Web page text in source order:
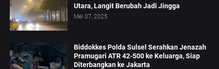
Utara, Langit Berubah Jadi Jingga
Mei 07, 2025
Biddokkes Polda Sulsel Serahkan Jenazah
Pramugari ATR 42-500 ke Keluarga, Siap
Diterbangkan ke Jakarta